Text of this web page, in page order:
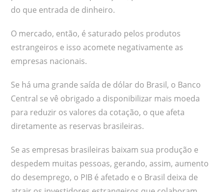
do que entrada de dinheiro.
O mercado, então, é saturado pelos produtos
estrangeiros e isso acomete negativamente as
empresas nacionais.
Se há uma grande saída de dólar do Brasil, o Banco
Central se vê obrigado a disponibilizar mais moeda
para reduzir os valores da cotação, o que afeta
diretamente as reservas brasileiras.
Se as empresas brasileiras baixam sua produção e
despedem muitas pessoas, gerando, assim, aumento
do desemprego, o PIB é afetado e o Brasil deixa de